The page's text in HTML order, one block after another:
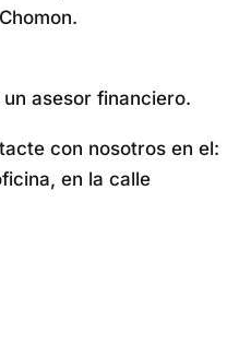
asesor financiero.
con nosotros en el:
en la calle